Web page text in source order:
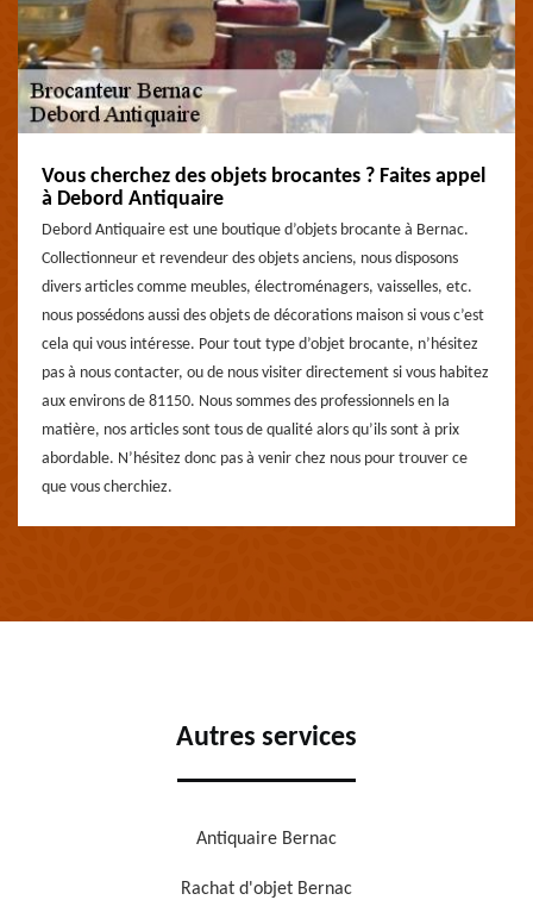
Vous cherchez des objets brocantes ? Faites appel
à Debord Antiquaire
Debord Antiquaire est une boutique d’objets brocante à Bernac.
Collectionneur et revendeur des objets anciens, nous disposons
divers articles comme meubles, électroménagers, vaisselles, etc.
nous possédons aussi des objets de décorations maison si vous c’est
cela qui vous intéresse. Pour tout type d’objet brocante, n’hésitez
pas à nous contacter, ou de nous visiter directement si vous habitez
aux environs de 81150. Nous sommes des professionnels en la
matière, nos articles sont tous de qualité alors qu’ils sont à prix
abordable. N’hésitez donc pas à venir chez nous pour trouver ce
que vous cherchiez.
Autres services
Antiquaire Bernac
Rachat d'objet Bernac